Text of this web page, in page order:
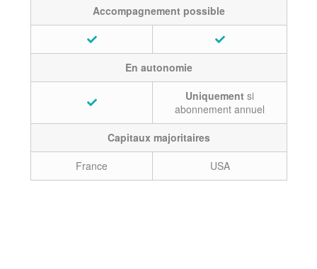
Accompagnement possible
En autonomie
Uniquement si
abonnement annuel
Capitaux majoritaires
France
USA